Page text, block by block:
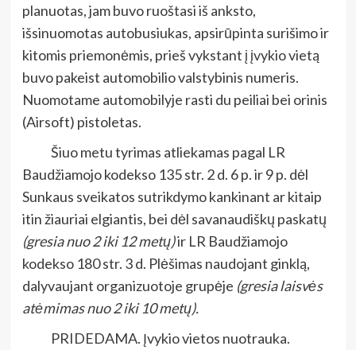
planuotas, jam buvo ruoštasi iš anksto,
išsinuomotas autobusiukas, apsirūpinta surišimo ir
kitomis priemonėmis, prieš vykstant į įvykio vietą
buvo pakeist automobilio valstybinis numeris.
Nuomotame automobilyje rasti du peiliai bei orinis
(Airsoft) pistoletas.
Šiuo metu tyrimas atliekamas pagal LR
Baudžiamojo kodekso 135 str. 2 d. 6 p. ir 9 p. dėl
Sunkaus sveikatos sutrikdymo kankinant ar kitaip
itin žiauriai elgiantis, bei dėl savanaudiškų paskatų
(gresia nuo 2 iki 12 metų)ir LR Baudžiamojo
kodekso 180 str. 3 d. Plėšimas naudojant ginklą,
dalyvaujant organizuotoje grupėje (gresia laisvės
atėmimas nuo 2 iki 10 metų).
PRIDEDAMA. Įvykio vietos nuotrauka.